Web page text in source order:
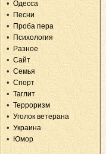
Одесса
Песни
Проба пера
Психология
Разное
Сайт
Семья
Спорт
Таглит
Терроризм
Уголок ветерана
Украина
Юмор